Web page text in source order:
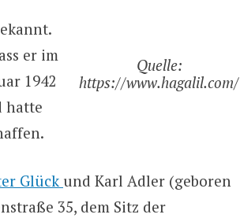
Quelle:
https://www.hagalil.com/
er im
1942
hatte
Glückund Karl Adler (geboren
35, dem Sitz der